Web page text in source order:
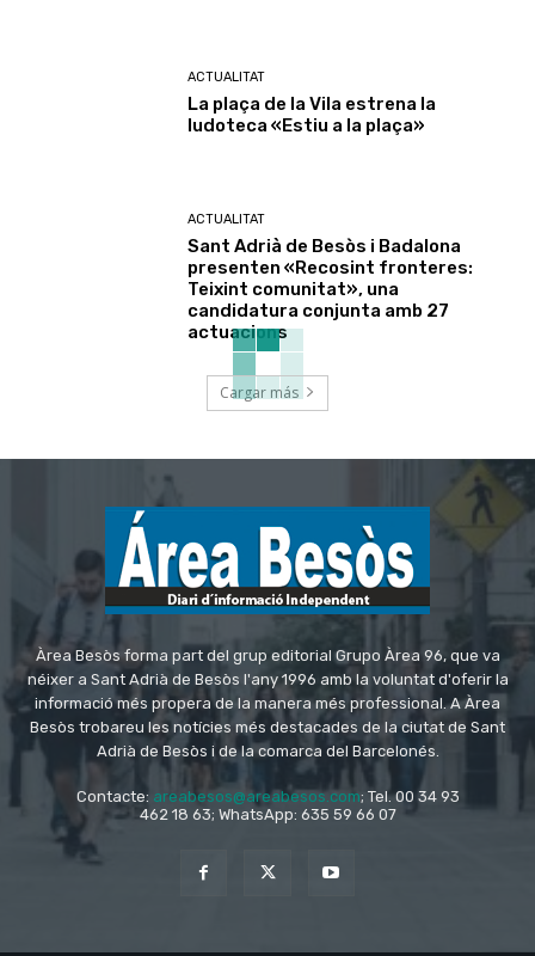
ACTUALITAT
La plaça de la Vila estrena la
ludoteca «Estiu a la plaça»
ACTUALITAT
Sant Adrià de Besòs i Badalona
presenten «Recosint fronteres:
Teixint comunitat», una
candidatura conjunta amb 27
actuacions
Cargar más
Àrea Besòs forma part del grup editorial Grupo Àrea 96, que va
néixer a Sant Adrià de Besòs l'any 1996 amb la voluntat d'oferir la
informació més propera de la manera més professional. A Àrea
Besòs trobareu les notícies més destacades de la ciutat de Sant
Adrià de Besòs i de la comarca del Barcelonés.
Contacte: areabesos@areabesos.com; Tel. 00 34 93
462 18 63; WhatsApp: 635 59 66 07